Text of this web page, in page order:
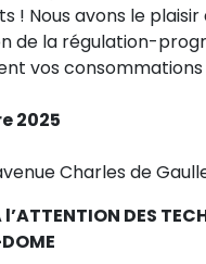
! Nous avons le
de la régulation-
vos
2025
Charles de
DES